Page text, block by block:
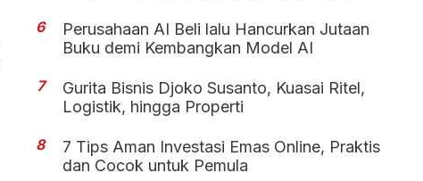
6
Perusahaan AI Beli lalu Hancurkan Jutaan
Buku demi Kembangkan Model AI
7
Gurita Bisnis Djoko Susanto, Kuasai Ritel,
Logistik, hingga Properti
8
7 Tips Aman Investasi Emas Online, Praktis
dan Cocok untuk Pemula